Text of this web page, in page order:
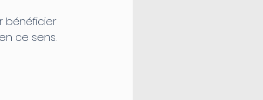
bénéficier
ce sens.